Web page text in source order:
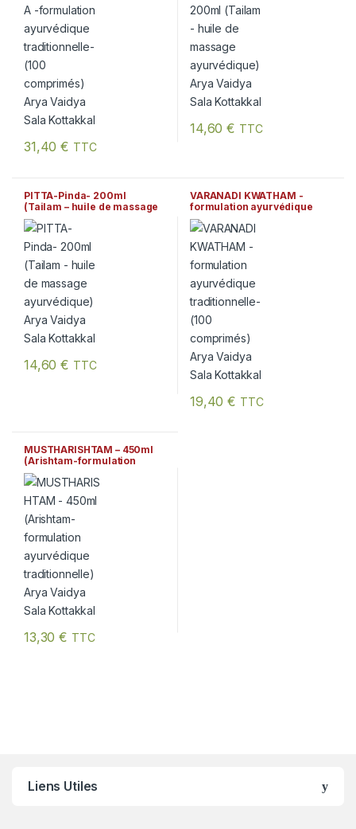
31,40€ TTC
14,60€ TTC
PITTA-Pinda- 200ml
(Tailam – huile de massage
ayurvédique) Arya Vaidya
Sala Kottakkal
14,60€ TTC
VARANADI KWATHAM -
formulation ayurvédique
traditionnelle- (100
comprimés) Arya Vaidya
Sala Kottakkal
19,40€ TTC
MUSTHARISHTAM – 450ml
(Arishtam-formulation
ayurvédique traditionnelle)
Arya Vaidya Sala Kottakkal
13,30€ TTC
Liens Utiles